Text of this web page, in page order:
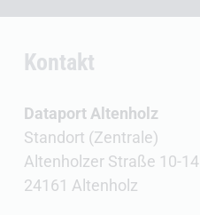
Kontakt
Dataport Altenholz
Standort (Zentrale)
Altenholzer Straße 10-14
24161 Altenholz